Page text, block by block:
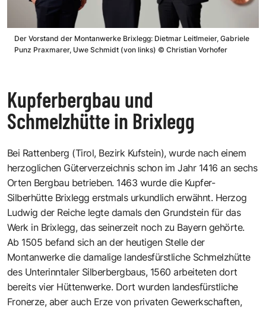
Der Vorstand der Montanwerke Brixlegg: Dietmar Leitlmeier, Gabriele
Punz Praxmarer, Uwe Schmidt (von links) © Christian Vorhofer
Kupferbergbau und
Schmelzhütte in Brixlegg
Bei Rattenberg (Tirol, Bezirk Kufstein), wurde nach einem
herzoglichen Güterverzeichnis schon im Jahr 1416 an sechs
Orten Bergbau betrieben. 1463 wurde die Kupfer-
Silberhütte Brixlegg erstmals urkundlich erwähnt. Herzog
Ludwig der Reiche legte damals den Grundstein für das
Werk in Brixlegg, das seinerzeit noch zu Bayern gehörte.
Ab 1505 befand sich an der heutigen Stelle der
Montanwerke die damalige landesfürstliche Schmelzhütte
des Unterinntaler Silberbergbaus, 1560 arbeiteten dort
bereits vier Hüttenwerke. Dort wurden landesfürstliche
Fronerze, aber auch Erze von privaten Gewerkschaften,